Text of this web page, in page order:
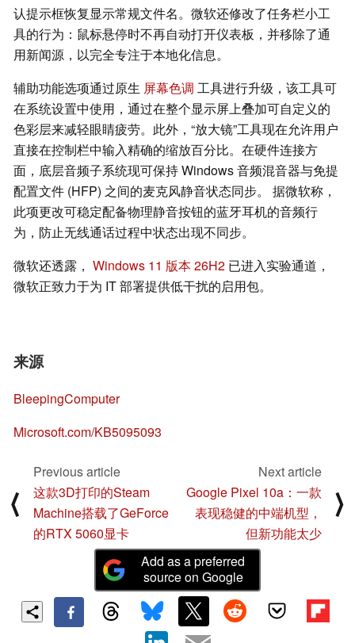
认提示框恢复显示常规文件名。微软还修改了任务栏小工
具的行为：鼠标悬停时不再自动打开仪表板，并移除了通
用新闻源，以完全专注于本地化信息。
辅助功能选项通过原生 屏幕色调 工具进行升级，该工具可
在系统设置中使用，通过在整个显示屏上叠加可自定义的
色彩层来减轻眼睛疲劳。此外，“放大镜”工具现在允许用户
直接在控制栏中输入精确的缩放百分比。在硬件连接方
面，底层音频子系统现可保持 Windows 音频混音器与免提
配置文件 (HFP) 之间的麦克风静音状态同步。 据微软称，
此项更改可稳定配备物理静音按钮的蓝牙耳机的音频行
为，防止无线通话过程中状态出现不同步。
微软还透露， Windows 11 版本 26H2 已进入实验通道，
微软正致力于为 IT 部署提供低干扰的启用包。
来源
BleepingComputer
Microsoft.com/KB5095093
⟨
Previous article
这款3D打印的Steam
Machine搭载了GeForce
的RTX 5060显卡
Next article
Google Pixel 10a：一款
表现稳健的中端机型，
但新功能太少
⟩
Add as a preferred
source on Google